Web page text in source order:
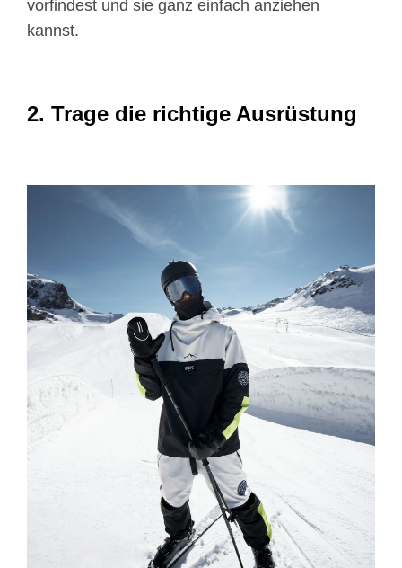
vorfindest und sie ganz einfach anziehen
kannst.
2. Trage die richtige Ausrüstung